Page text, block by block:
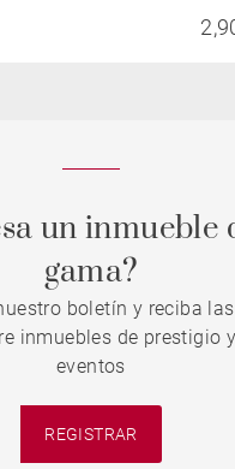
un inmueble
gama?
boletín y reciba
inmuebles de prestigio
eventos
REGISTRAR